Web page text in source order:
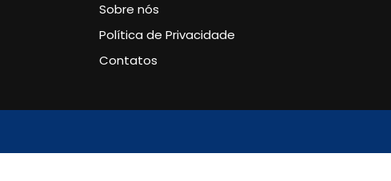
Sobre nós
Política de Privacidade
Contatos